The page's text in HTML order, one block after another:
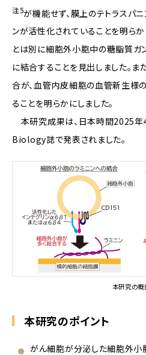
注5が機能せず、膜上のテトラスパ
ンが活性化されていることを明らか
とは別に細胞外小胞中の糖脂質ガ
に結合することを見出しました。ま
合が、血管内皮細胞の血管新生様
ることを明らかにしました。
本研究成果は、日本時間2025
Biology誌で発表されました。
本研究の概
本研究のポイント
がん細胞が分泌した細胞外小